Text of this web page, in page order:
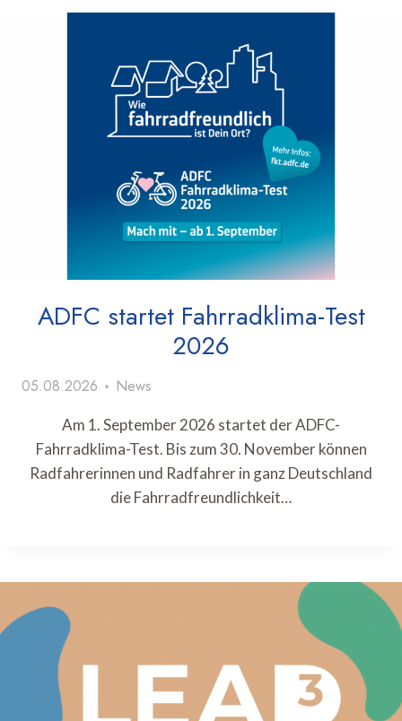
ADFC startet Fahrradklima-Test
2026
05.08.2026 News
Am 1. September 2026 startet der ADFC-
Fahrradklima-Test. Bis zum 30. November können
Radfahrerinnen und Radfahrer in ganz Deutschland
die Fahrradfreundlichkeit…